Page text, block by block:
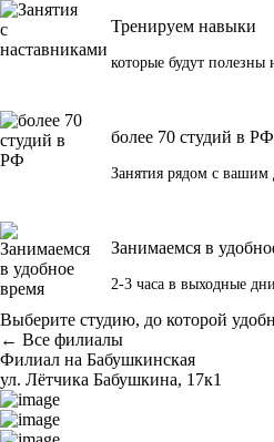
Тренируем навыки
которые будут полезны
более 70 студий в РФ
Занятия рядом с
Занимаемся в
2-3 часа в выходные
Выберите студию, до которой
← Все филиалы
Филиал на Бабушкинская
ул. Лётчика Бабушкина, 17к1